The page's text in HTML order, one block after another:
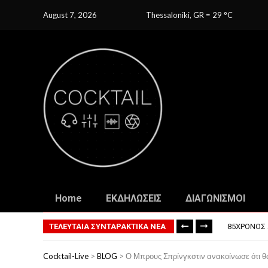
August 7, 2026 Thessaloniki, GR = 29 C
Home ΕΚΔΗΛΩΣΕΙΣ ΔΙΑΓΩΝΙΣΜΟΙ
ΤΕΛΕΥΤΑΙΑ ΣΥΝΤΑΡΑΚΤΙΚΑ ΝΕΑ
ΤΟ ΠΡΏΤΟ
ΦΟΒΕΡΆ
85ΧΡΟΝΟΣ
ΠΏΣ ΘΑ
Cocktail-Live > BLOG > Ο Μπρους Σπρίνγκστιν ανακοίνωσε ότι